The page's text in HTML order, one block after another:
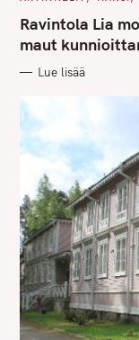
T
E
G
O
I
Ravintola Lia
maut
Lue lisää
S
e
a
r
c
h
f